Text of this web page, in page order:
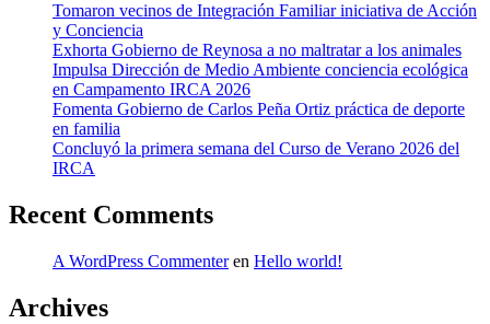
Tomaron vecinos de Integración Familiar iniciativa de Acción
y Conciencia
Exhorta Gobierno de Reynosa a no maltratar a los animales
Impulsa Dirección de Medio Ambiente conciencia ecológica
en Campamento IRCA 2026
Fomenta Gobierno de Carlos Peña Ortiz práctica de deporte
en familia
Concluyó la primera semana del Curso de Verano 2026 del
IRCA
Recent Comments
A WordPress Commenteren Hello world!
Archives